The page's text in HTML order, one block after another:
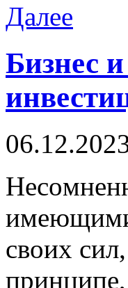
Далее
Бизнес
своих
принципе,